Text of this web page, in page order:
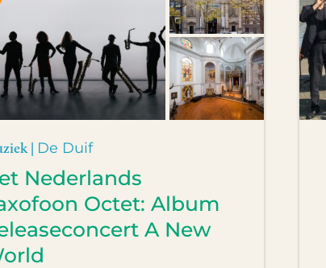
| De Duif
Nederlands
Octet: Album
A New